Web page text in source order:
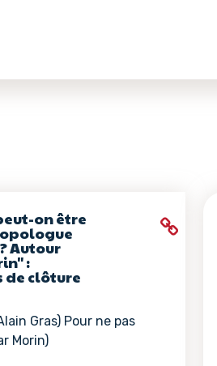
on être
Autour
:
de clôture
Gras) Pour ne pas
Morin)